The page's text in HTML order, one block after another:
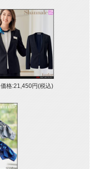
価格:21,450円(税込)